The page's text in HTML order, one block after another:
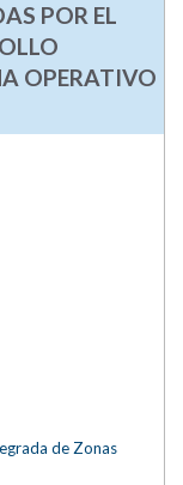
POR EL
OPERATIVO
de Zonas